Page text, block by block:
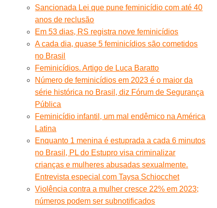
Sancionada Lei que pune feminicídio com até 40
anos de reclusão
Em 53 dias, RS registra nove feminicídios
A cada dia, quase 5 feminicídios são cometidos
no Brasil
Feminicídios. Artigo de Luca Baratto
Número de feminicídios em 2023 é o maior da
série histórica no Brasil, diz Fórum de Segurança
Pública
Feminicídio infantil, um mal endêmico na América
Latina
Enquanto 1 menina é estuprada a cada 6 minutos
no Brasil, PL do Estupro visa criminalizar
crianças e mulheres abusadas sexualmente.
Entrevista especial com Taysa Schiocchet
Violência contra a mulher cresce 22% em 2023;
números podem ser subnotificados